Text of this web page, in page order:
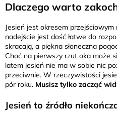
Dlaczego warto
Jesień jest okresem
nadejście jest dość łatwe do
skracają, a piękna słoneczna
Choć na pierwszy rzut oka może
latem jesień nie ma w sobie nic
przeciwnie. W rzeczywistości
pór roku. Musisz tylko zacząć
Jesień to źródło